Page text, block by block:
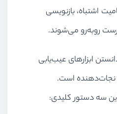
اشتباه، بازنویسی
روبه‌رو می‌شوند.
ابزارهای عیب‌یابی
نجات‌دهنده است.
سه دستور کلیدی: